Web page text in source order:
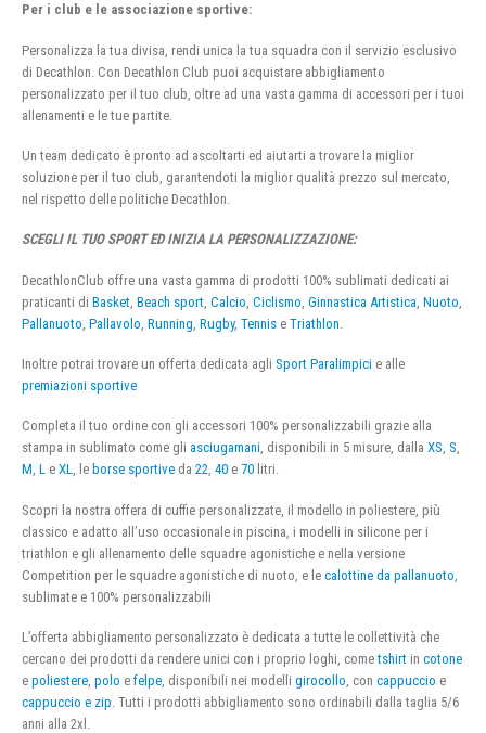
Per i club e le associazione sportive:
Personalizza la tua divisa, rendi unica la tua squadra con il servizio esclusivo
di Decathlon. Con Decathlon Club puoi acquistare abbigliamento
personalizzato per il tuo club, oltre ad una vasta gamma di accessori per i tuoi
allenamenti e le tue partite.
Un team dedicato è pronto ad ascoltarti ed aiutarti a trovare la miglior
soluzione per il tuo club, garantendoti la miglior qualità prezzo sul mercato,
nel rispetto delle politiche Decathlon.
SCEGLI IL TUO SPORT ED INIZIA LA PERSONALIZZAZIONE:
DecathlonClub offre una vasta gamma di prodotti 100% sublimati dedicati ai
praticanti di Basket Beach sport Calcio Ciclismo Ginnastica Artistica Nuoto
Pallanuoto Pallavolo Running Rugby, Tennis e Triathlon
Inoltre potrai trovare un offerta dedicata agli Sport Paralimpici e alle
premiazioni sportive
Completa il tuo ordine con gli accessori 100% personalizzabili grazie alla
stampa in sublimato come gli asciugamani, disponibili in 5 misure, dalla XS, S,
M, L e XL, le borse sportive da 22, 40 e 70 litri.
Scopri la nostra offera di cuffie personalizzate, il modello in poliestere, più
classico e adatto all’uso occasionale in piscina, i modelli in silicone per i
triathlon e gli allenamento delle squadre agonistiche e nella versione
Competition per le squadre agonistiche di nuoto, e le calottine da pallanuoto
sublimate e 100% personalizzabili
L’offerta abbigliamento personalizzato è dedicata a tutte le collettività che
cercano dei prodotti da rendere unici con i proprio loghi, cometshirt in cotone
e poliestere polo e felpe , disponibili nei modelli girocollo , con cappuccio e
cappuccio e zip . Tutti i prodotti abbigliamento sono ordinabili dalla taglia 5/6
anni alla 2xl.